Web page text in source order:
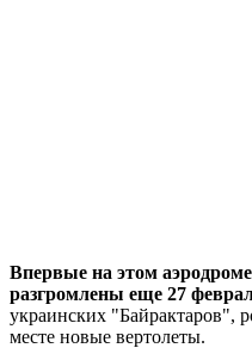
Впервые на этом
разгромлены еще 27
украинских "Байрактаров",
месте новые вертолеты.